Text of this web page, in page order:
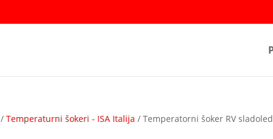
/Temperaturni šokeri - ISA Italija / Temperatorni šoker RV sladoled